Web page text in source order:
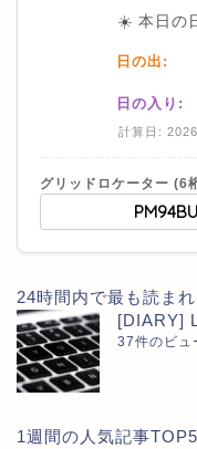
☀️ 本日の
日の出:
日の入り:
計算日:
グリッドロケーター (6
24時間内で最も読ま
[DIARY]
37件のビュ
1週間の人気記事TOP5